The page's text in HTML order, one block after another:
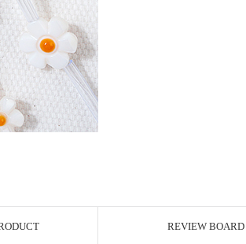
REVIEW BOARD